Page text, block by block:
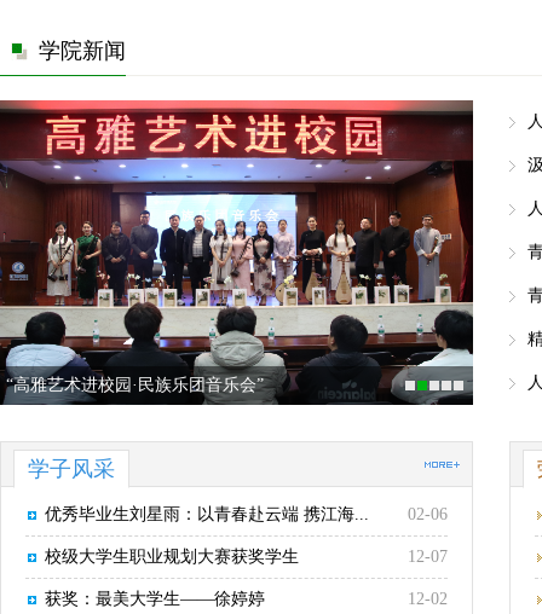
学院新闻
“高雅艺术进校园·民族乐团音乐会”
学子风采
02-06
优秀毕业生刘星雨：以青春赴云端 携江海...
12-07
校级大学生职业规划大赛获奖学生
12-02
获奖：最美大学生——徐婷婷